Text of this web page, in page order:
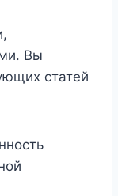
Вы
статей